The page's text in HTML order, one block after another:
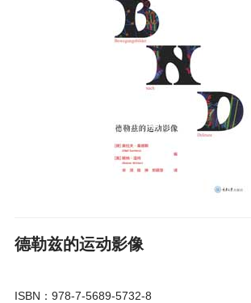
德勒兹的运动影像
ISBN：978-7-5689-5732-8